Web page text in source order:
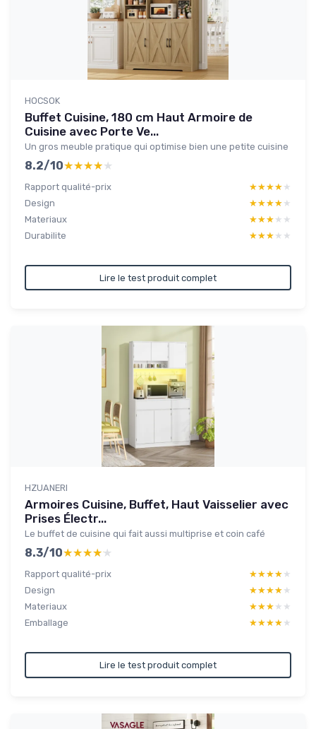
HOCSOK
Buffet Cuisine, 180 cm Haut Armoire de
Cuisine avec Porte Ve...
Un gros meuble pratique qui optimise bien une petite cuisine
8.2/10★★★★★
★★★★★
Rapport qualité-prix ★★★★★
★★★★★
Design
★★★★★
★★★★★
Materiaux
★★★★★
★★★★★
Durabilite
★★★★★
★★★★★
Lire le test produit complet
HZUANERI
Armoires Cuisine, Buffet, Haut Vaisselier avec
Prises Électr...
Le buffet de cuisine qui fait aussi multiprise et coin café
8.3/10★★★★★
★★★★★
Rapport qualité-prix ★★★★★
★★★★★
Design
★★★★★
★★★★★
Materiaux
★★★★★
★★★★★
Emballage
★★★★★
★★★★★
Lire le test produit complet